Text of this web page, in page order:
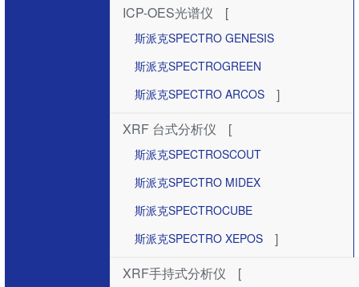
ICP-OES光谱仪 [
斯派克SPECTRO GENESIS
斯派克SPECTROGREEN
斯派克SPECTRO ARCOS
]
XRF 台式分析仪
[
斯派克SPECTROSCOUT
斯派克SPECTRO MIDEX
斯派克SPECTROCUBE
斯派克SPECTRO XEPOS
]
XRF手持式分析仪
[